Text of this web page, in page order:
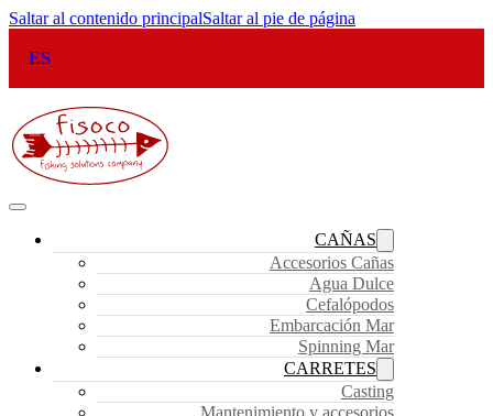
Saltar al contenido principalSaltar al pie de página
ES
CAÑAS
Accesorios Cañas
Agua Dulce
Cefalópodos
Embarcación Mar
Spinning Mar
CARRETES
Casting